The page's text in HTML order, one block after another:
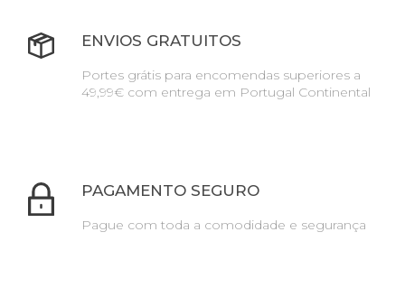
ENVIOS GRATUITOS
Portes grátis para encomendas superiores a
49,99€ com entrega em Portugal Continental
PAGAMENTO SEGURO
Pague com toda a comodidade e segurança